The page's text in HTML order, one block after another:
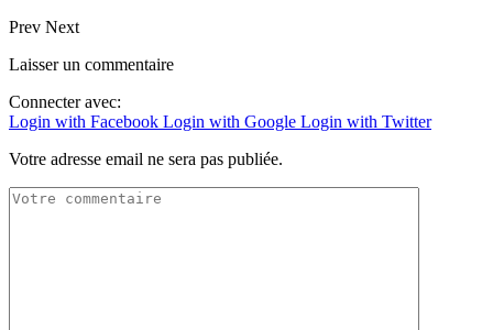
Prev Next
Laisser un commentaire
Connecter avec:
Login with Facebook Login with Google Login with Twitter
Votre adresse email ne sera pas publiée.